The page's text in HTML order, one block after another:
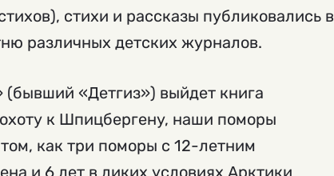
стихи и рассказы публиковались в
различных детских журналов.
«Детгиз») выйдет книга
к Шпицбергену, наши поморы
как три поморы с 12-летним
и 6 лет в диких условиях Арктики